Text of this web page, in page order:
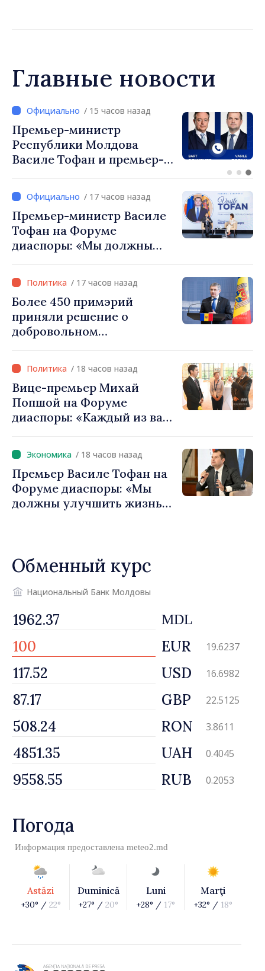
Главные новости
/ 15 часов назад
Перспективы молдавско-
турецкого сотрудничества
обсудили премьер-
посол Турции Уйгар
Мустафа Сертел/ 17 часов назад
Премьер-министр Василе
Тофан на Форуме
диаспоры: «Мы должны
уверенность в том, что
Республика Молдова
движется в правильном
направлении»
/ 17 часов назад
Более 450 примэрий
приняли решение о
добровольном
фонды для инвестиций.
Игорь Гросу: «Важно
преодолеть препятствия и
дать населённым пунктам
шанс развиваться»
/ 18 часов назад
Вице-премьер Михай
Попшой на Форуме
диаспоры: «Каждый из вас
вносит вклад в
продвижение имиджа
Республики Молдова»
/ 18 часов назад
Премьер Василе Тофан на
Форуме диаспоры: «Мы
должны улучшить жизнь
Обменный курс
Национальный Банк Молдовы
MDL
EUR 19.6237
USD 16.6982
GBP 22.5125
RON 3.8611
UAH 0.4045
RUB 0.2053
Погода
Информация предоставлена meteo2.md
Astăzi
+30° / 22°
Duminică
+27° / 20°
Luni
+28° / 17°
Marţi
+32° / 18°